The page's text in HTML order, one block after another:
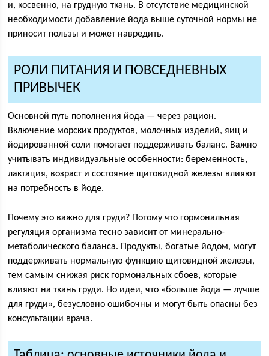
и, косвенно, на грудную ткань. В отсутствие медицинской
необходимости добавление йода выше суточной нормы не
приносит пользы и может навредить.
РОЛИ ПИТАНИЯ И ПОВСЕДНЕВНЫХ
ПРИВЫЧЕК
Основной путь пополнения йода — через рацион.
Включение морских продуктов, молочных изделий, яиц и
йодированной соли помогает поддерживать баланс. Важно
учитывать индивидуальные особенности: беременность,
лактация, возраст и состояние щитовидной железы влияют
на потребность в йоде.
Почему это важно для груди? Потому что гормональная
регуляция организма тесно зависит от минерально-
метаболического баланса. Продукты, богатые йодом, могут
поддерживать нормальную функцию щитовидной железы,
тем самым снижая риск гормональных сбоев, которые
влияют на ткань груди. Но идеи, что «больше йода — лучше
для груди», безусловно ошибочны и могут быть опасны без
консультации врача.